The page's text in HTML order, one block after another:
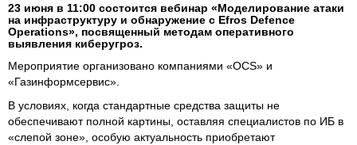
23 июня в 11:00 состоится вебинар «Моделирование атаки
на инфраструктуру и обнаружение с Efros Defence
Operations», посвященный методам оперативного
выявления киберугроз.
Мероприятие организовано компаниями «OCS» и
«Газинформсервис».
В условиях, когда стандартные средства защиты не
обеспечивают полной картины, оставляя специалистов по ИБ в
«слепой зоне», особую актуальность приобретают